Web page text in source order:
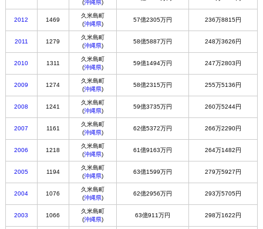
(沖縄県)
2012 1469
久米島町
(沖縄県)
57億2305万円 236万8815円
2011 1279
久米島町
(沖縄県)
58億5887万円 248万3626円
2010 1311
久米島町
(沖縄県)
59億1494万円 247万2803円
2009 1274
久米島町
(沖縄県)
58億2315万円 255万5136円
2008 1241
久米島町
(沖縄県)
59億3735万円 260万5244円
2007 1161
久米島町
(沖縄県)
62億5372万円 266万2290円
2006 1218
久米島町
(沖縄県)
61億9163万円 264万1482円
2005 1194
久米島町
(沖縄県)
63億1599万円 279万5927円
2004 1076
久米島町
(沖縄県)
62億2956万円 293万5705円
2003 1066
久米島町
(沖縄県)
63億911万円 298万1622円